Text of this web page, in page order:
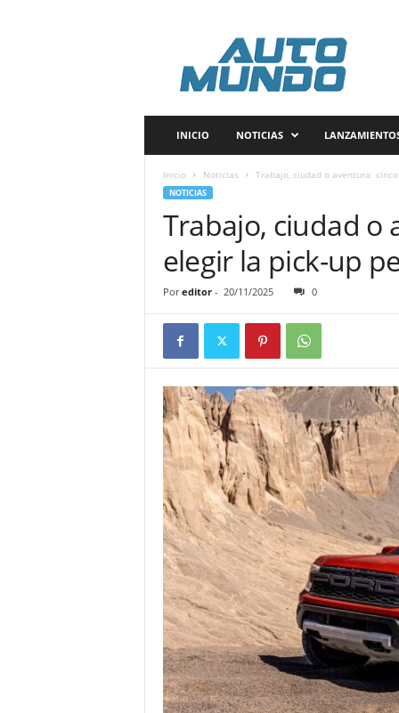
INICIO NOTICIAS
Inicio Noticias Trabajo, ciudad o aventura:
NOTICIAS
Trabajo, ciudad o
elegir la pick-up
Por editor- 20/11/2025 0